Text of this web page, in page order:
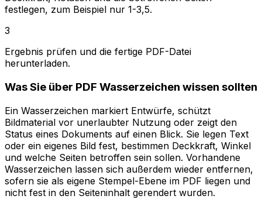
festlegen, zum Beispiel nur 1-3,5.
3
Ergebnis prüfen und die fertige PDF-Datei
herunterladen.
Was Sie über PDF Wasserzeichen wissen sollten
Ein Wasserzeichen markiert Entwürfe, schützt
Bildmaterial vor unerlaubter Nutzung oder zeigt den
Status eines Dokuments auf einen Blick. Sie legen Text
oder ein eigenes Bild fest, bestimmen Deckkraft, Winkel
und welche Seiten betroffen sein sollen. Vorhandene
Wasserzeichen lassen sich außerdem wieder entfernen,
sofern sie als eigene Stempel-Ebene im PDF liegen und
nicht fest in den Seiteninhalt gerendert wurden.